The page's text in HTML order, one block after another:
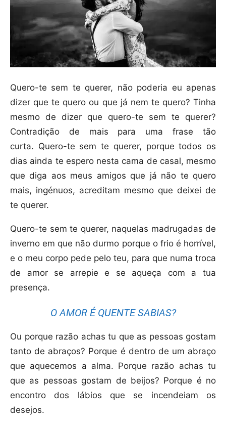
Quero-te sem te querer, não poderia eu apenas
dizer que te quero ou que já nem te quero? Tinha
mesmo de dizer que quero-te sem te querer?
Contradição de mais para uma frase tão
curta. Quero-te sem te querer, porque todos os
dias ainda te espero nesta cama de casal, mesmo
que diga aos meus amigos que já não te quero
mais, ingénuos, acreditam mesmo que deixei de
te querer.
Quero-te sem te querer, naquelas madrugadas de
inverno em que não durmo porque o frio é horrível,
e o meu corpo pede pelo teu, para que numa troca
de amor se arrepie e se aqueça com a tua
presença.
O AMOR É QUENTE SABIAS?
Ou porque razão achas tu que as pessoas gostam
tanto de abraços? Porque é dentro de um abraço
que aquecemos a alma. Porque razão achas tu
que as pessoas gostam de beijos? Porque é no
encontro dos lábios que se incendeiam os
desejos.